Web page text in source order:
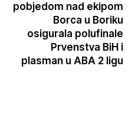
pobjedom nad ekipom
Borca u Boriku
osigurala polufinale
Prvenstva BiH i
plasman u ABA 2 ligu